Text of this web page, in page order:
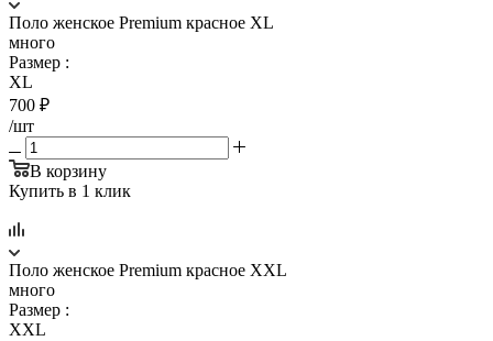
Поло женское Premium красное XL
много
Размер :
XL
700 ₽
/шт
В корзину
Купить в 1 клик
Поло женское Premium красное XXL
много
Размер :
XXL